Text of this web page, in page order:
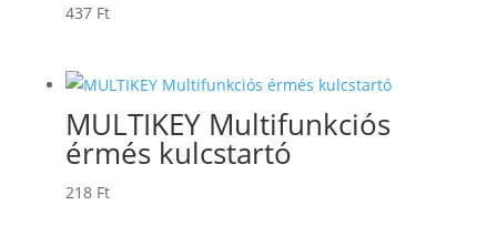
437 Ft
MULTIKEY Multifunkciós
érmés kulcstartó
218 Ft